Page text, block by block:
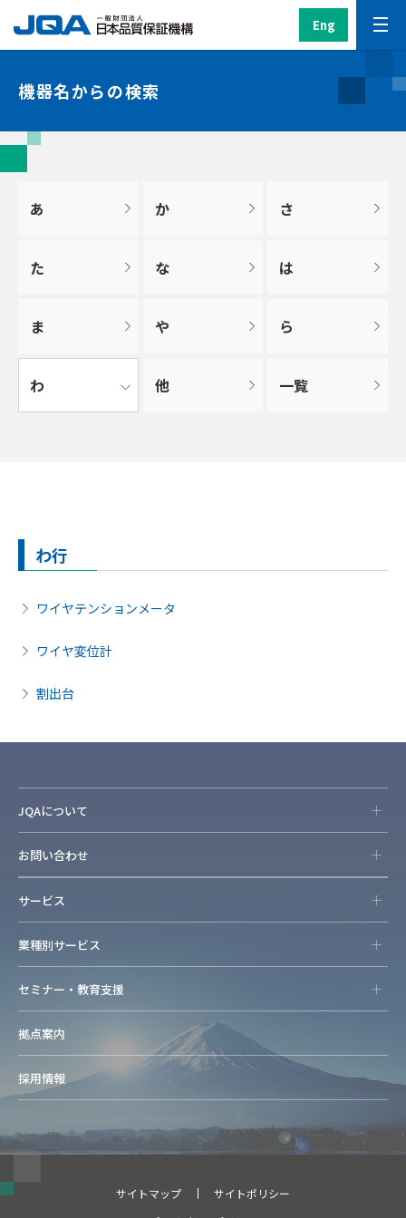
Eng
機器名からの検索
あ か さ
た な は
ま や ら
わ 他 一覧
わ行
ワイヤテンションメータ
ワイヤ変位計
割出台
JQAについて
お問い合わせ
サービス
業種別サービス
セミナー・教育支援
拠点案内
採用情報
サイトマップ
サイトポリシー